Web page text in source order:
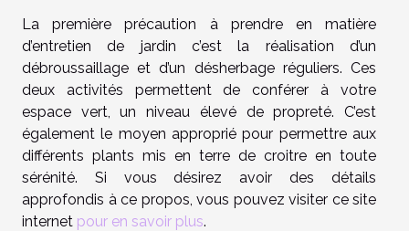
La première précaution à prendre en matière
d’entretien de jardin c’est la réalisation d’un
débroussaillage et d’un désherbage réguliers. Ces
deux activités permettent de conférer à votre
espace vert, un niveau élevé de propreté. C’est
également le moyen approprié pour permettre aux
différents plants mis en terre de croitre en toute
sérénité. Si vous désirez avoir des détails
approfondis à ce propos, vous pouvez visiter ce site
internet pour en savoir plus.